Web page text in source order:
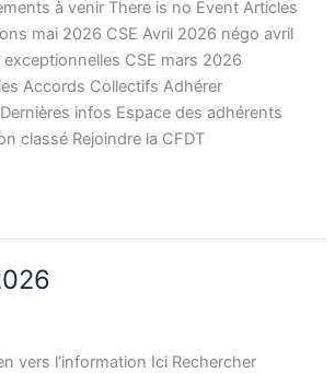
à venir There is no Event Articles
mai 2026 CSE Avril 2026 négo avril
CSE mars 2026
Accords Collectifs Adhérer
infos Espace des adhérents
classé Rejoindre la CFDT
vers l’information Ici Rechercher